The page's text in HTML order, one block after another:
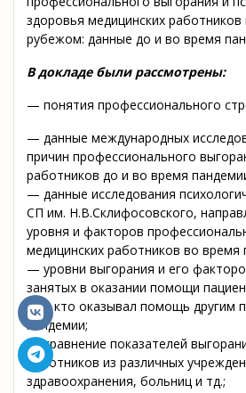
здоровья медицинских работников
рубежом: данные до и во время
В докладе были рассмотрены:
— понятия профессионального
— данные международных
причин профессионального
работников до и во время
— данные исследования
СП им. Н.В.Склифосовского,
уровня и факторов
медицинских работников во время
— уровни выгорания и его
занятых в оказании помощи
тех, кто оказывал помощь другим
пандемии;
— сравнение показателей
работников из различных
здравоохранения, больниц и тд.;